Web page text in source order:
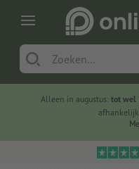
Alleen in augustus: tot wel